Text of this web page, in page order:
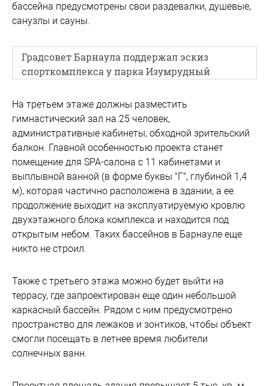
бассейна предусмотрены свои раздевалки, душевые,
санузлы и сауны.
Градсовет Барнаула поддержал эскиз
спорткомплекса у парка Изумрудный
На третьем этаже должны разместить
гимнастический зал на 25 человек,
административные кабинеты, обходной зрительский
балкон. Главной особенностью проекта станет
помещение для SPA-салона с 11 кабинетами и
выплывной ванной (в форме буквы "Г", глубиной 1,4
м), которая частично расположена в здании, а ее
продолжение выходит на эксплуатируемую кровлю
двухэтажного блока комплекса и находится под
открытым небом. Таких бассейнов в Барнауле еще
никто не строил.
Также с третьего этажа можно будет выйти на
террасу, где запроектирован еще один небольшой
каркасный бассейн. Рядом с ним предусмотрено
пространство для лежаков и зонтиков, чтобы объект
смогли посещать в летнее время любители
солнечных ванн.